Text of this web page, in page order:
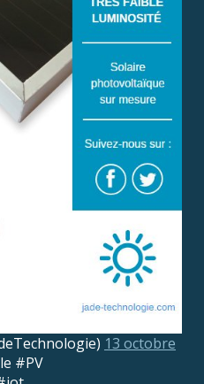
13 octobre
#PV